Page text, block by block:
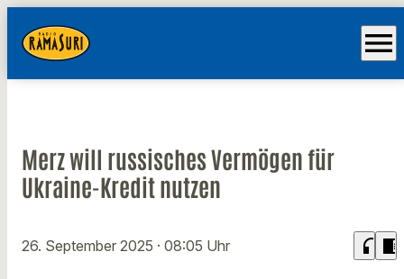
menu
Merz will russisches Vermögen für
Ukraine-Kredit nutzen
26. September 2025 · 08:05 Uhr headphones chrome_reader_mode